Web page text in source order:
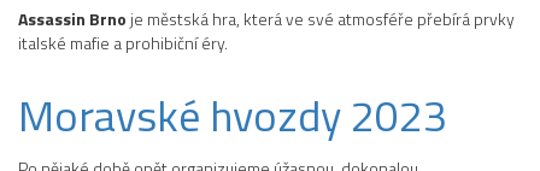
Assassin Brno je městská hra, která ve své atmosféře přebírá prvky
italské mafie a prohibiční éry.
Moravské hvozdy 2023